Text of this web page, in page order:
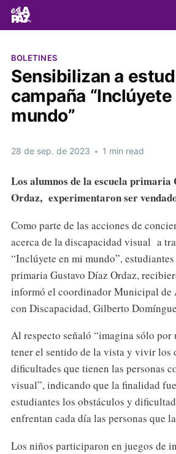
BOLETINES
Sensibilizan a
campaña “Inclúyete
mundo”
28 de sep. de 2023 • 1 min read
Los alumnos de la escuela primaria
Ordaz, experimentaronser
Como parte de las acciones de
acerca de la discapacidad visual a
“Inclúyete en mi mundo”,
primaria Gustavo Díaz Ordaz,
informó el coordinador Municipal de
con Discapacidad, Gilberto
Al respecto señaló “imagina sólo por
tener el sentido de la vista y vivir los
dificultades que tienen las personas
visual”, indicando que la finalidad
estudiantes los obstáculos y
enfrentan cada día las personas que
Los niños participaron en juegos de